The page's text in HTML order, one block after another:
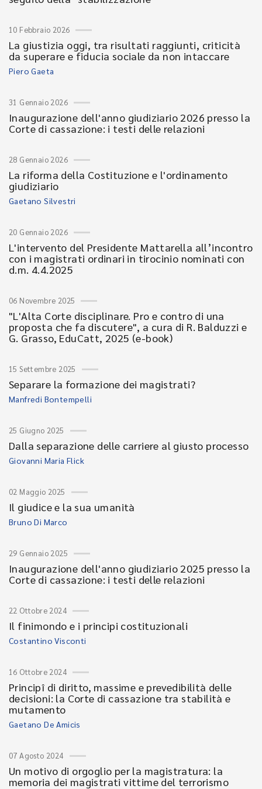
10 Febbraio 2026
La giustizia oggi, tra risultati raggiunti, criticità
da superare e fiducia sociale da non intaccare
Piero Gaeta
31 Gennaio 2026
Inaugurazione dell'anno giudiziario 2026 presso la
Corte di cassazione: i testi delle relazioni
28 Gennaio 2026
La riforma della Costituzione e l'ordinamento
giudiziario
Gaetano Silvestri
20 Gennaio 2026
L'intervento del Presidente Mattarella all’incontro
con i magistrati ordinari in tirocinio nominati con
d.m. 4.4.2025
06 Novembre 2025
"L'Alta Corte disciplinare. Pro e contro di una
proposta che fa discutere", a cura di R. Balduzzi e
G. Grasso, EduCatt, 2025 (e-book)
15 Settembre 2025
Separare la formazione dei magistrati?
Manfredi Bontempelli
25 Giugno 2025
Dalla separazione delle carriere al giusto processo
Giovanni Maria Flick
02 Maggio 2025
Il giudice e la sua umanità
Bruno Di Marco
29 Gennaio 2025
Inaugurazione dell'anno giudiziario 2025 presso la
Corte di cassazione: i testi delle relazioni
22 Ottobre 2024
Il finimondo e i principi costituzionali
Costantino Visconti
16 Ottobre 2024
Principî di diritto, massime e prevedibilità delle
decisioni: la Corte di cassazione tra stabilità e
mutamento
Gaetano De Amicis
07 Agosto 2024
Un motivo di orgoglio per la magistratura: la
memoria dei magistrati vittime del terrorismo